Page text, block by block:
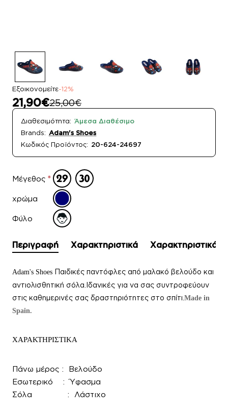
Εξοικονομείτε-12%
21,90€25,00€
Διαθεσιμότητα: Άμεσα Διαθέσιμο
Brands: Adam's Shoes
Κωδικός Προϊόντος: 20-624-24697
Μέγεθος
χρώμα
Φύλο
Περιγραφή Χαρακτηριστικά Χαρακτηριστικά
Adam's Shoes Παιδικές παντόφλες από μαλακό βελούδο και
αντιολισθητική σόλα.Ιδανικές για να σας συντροφεύουν
στις καθημερινές σας δραστηριότητες στο σπίτι. Made in
Spain.
ΧΑΡΑΚΤΗΡΙΣΤΙΚΑ
Πάνω μέρος : Βελούδο
Εσωτερικό : Ύφασμα
Σόλα : Λάστιχο